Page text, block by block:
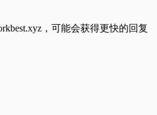
，可能会获得更快的回复